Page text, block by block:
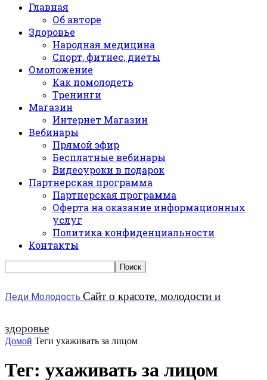
Главная
Об авторе
Здоровье
Народная медицина
Спорт, фитнес, диеты
Омоложение
Как помолодеть
Тренинги
Магазин
Интернет Магазин
Вебинары
Прямой эфир
Бесплатные вебинары
Видеоуроки в подарок
Партнерская программа
Партнерская программа
Оферта на оказание информационных
услуг
Политика конфиденциальности
Контакты
Леди Молодость Сайт о красоте, молодости и
здоровье
Домой Теги ухаживать за лицом
Тег: ухаживать за лицом